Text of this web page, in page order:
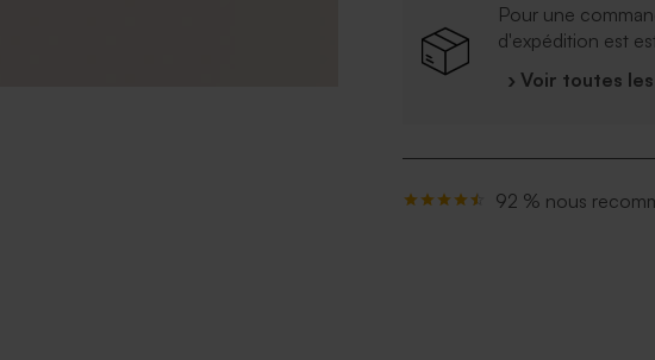
Pour une
d'expédition est
› Voir toutes
92 % nous